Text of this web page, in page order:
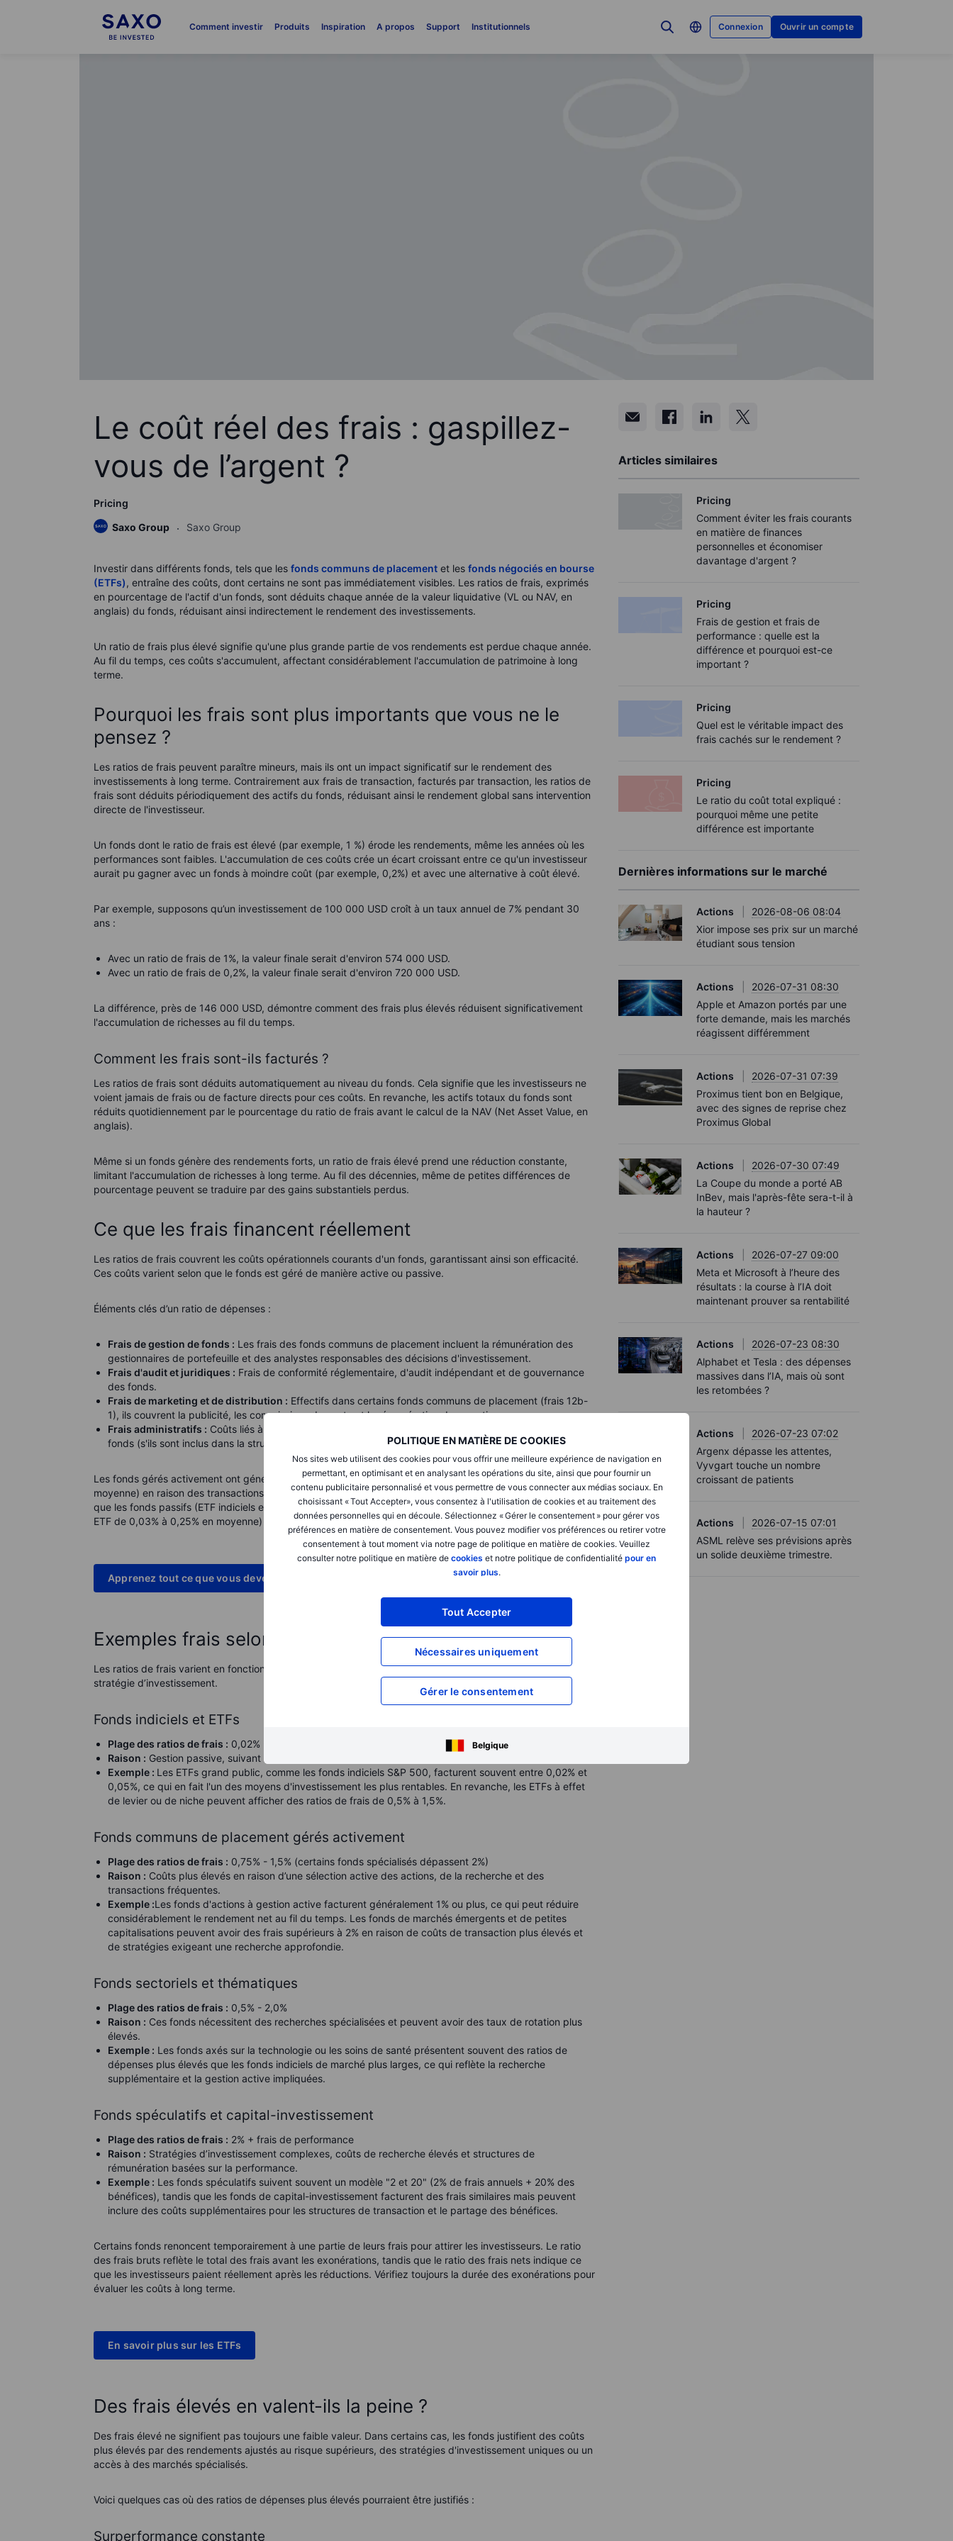
Comment investir Produits Inspiration A propos Support Institutionnels Connexion Ouvrir un compte
POLITIQUE EN MATIÈRE DE COOKIES
Nos sites web utilisent des cookies pour vous offrir une meilleure expérience de navigation en
permettant, en optimisant et en analysant les opérations du site, ainsi que pour fournir un
contenu publicitaire personnalisé et vous permettre de vous connecter aux médias sociaux. En
choisissant « Tout Accepter», vous consentez à l'utilisation de cookies et au traitement des
données personnelles qui en découle. Sélectionnez « Gérer le consentement » pour gérer vos
préférences en matière de consentement. Vous pouvez modifier vos préférences ou retirer votre
consentement à tout moment via notre page de politique en matière de cookies. Veuillez
consulter notre politique en matière de cookies et notre politique de confidentialité pour en
savoir plus.
Tout Accepter
Nécessaires uniquement
Gérer le consentement
Belgique
Le coût réel des frais : gaspillez-
vous de l’argent ?
Pricing
Saxo Group
Saxo Group
Investir dans différents fonds, tels que les fonds communs de placement et les fonds négociés en bourse
(ETFs), entraîne des coûts, dont certains ne sont pas immédiatement visibles. Les ratios de frais, exprimés
en pourcentage de l'actif d'un fonds, sont déduits chaque année de la valeur liquidative (VL ou NAV, en
anglais) du fonds, réduisant ainsi indirectement le rendement des investissements.
Un ratio de frais plus élevé signifie qu'une plus grande partie de vos rendements est perdue chaque année.
Au fil du temps, ces coûts s'accumulent, affectant considérablement l'accumulation de patrimoine à long
terme.
Pourquoi les frais sont plus importants que vous ne le
pensez ?
Les ratios de frais peuvent paraître mineurs, mais ils ont un impact significatif sur le rendement des
investissements à long terme. Contrairement aux frais de transaction, facturés par transaction, les ratios de
frais sont déduits périodiquement des actifs du fonds, réduisant ainsi le rendement global sans intervention
directe de l'investisseur.
Un fonds dont le ratio de frais est élevé (par exemple, 1 %) érode les rendements, même les années où les
performances sont faibles. L'accumulation de ces coûts crée un écart croissant entre ce qu'un investisseur
aurait pu gagner avec un fonds à moindre coût (par exemple, 0,2%) et avec une alternative à coût élevé.
Par exemple, supposons qu’un investissement de 100 000 USD croît à un taux annuel de 7% pendant 30
ans :
Avec un ratio de frais de 1%, la valeur finale serait d'environ 574 000 USD.
Avec un ratio de frais de 0,2%, la valeur finale serait d'environ 720 000 USD.
La différence, près de 146 000 USD, démontre comment des frais plus élevés réduisent significativement
l'accumulation de richesses au fil du temps.
Comment les frais sont-ils facturés ?
Les ratios de frais sont déduits automatiquement au niveau du fonds. Cela signifie que les investisseurs ne
voient jamais de frais ou de facture directs pour ces coûts. En revanche, les actifs totaux du fonds sont
réduits quotidiennement par le pourcentage du ratio de frais avant le calcul de la NAV (Net Asset Value, en
anglais).
Même si un fonds génère des rendements forts, un ratio de frais élevé prend une réduction constante,
limitant l'accumulation de richesses à long terme. Au fil des décennies, même de petites différences de
pourcentage peuvent se traduire par des gains substantiels perdus.
Ce que les frais financent réellement
Les ratios de frais couvrent les coûts opérationnels courants d'un fonds, garantissant ainsi son efficacité.
Ces coûts varient selon que le fonds est géré de manière active ou passive.
Éléments clés d’un ratio de dépenses :
Frais de gestion de fonds : Les frais des fonds communs de placement incluent la rémunération des
gestionnaires de portefeuille et des analystes responsables des décisions d'investissement.
Frais d'audit et juridiques : Frais de conformité réglementaire, d'audit indépendant et de gouvernance
des fonds.
Frais de marketing et de distribution : Effectifs dans certains fonds communs de placement (frais 12b-
1), ils couvrent la publicité, les commissions de vente et la rémunération des courtiers.
Frais administratifs : Coûts liés à la tenue des dossiers, aux dépôts réglementaires et aux opérations du
fonds (s'ils sont inclus dans la structure du fonds).
Les fonds gérés activement ont généralement des ratios de dépenses plus élevés (0,75% à 1,5% en
moyenne) en raison des transactions fréquentes, de la recherche et de la surveillance du portefeuille, tandis
que les fonds passifs (ETF indiciels et fonds communs de placement) sont moins chers (ratios de dépenses
ETF de 0,03% à 0,25% en moyenne) car ils suivent un indice de marché avec une intervention minimale.
Apprenez tout ce que vous devez savoir sur les fonds communs de placement
Exemples frais selon différents types de fonds
Les ratios de frais varient en fonction du type de fonds, de son style de gestion et de la complexité de sa
stratégie d’investissement.
Fonds indiciels et ETFs
Plage des ratios de frais : 0,02% - 0,25% (certains ETFs spécialisés dépassent 1%)
Raison : Gestion passive, suivant un indice de marché avec une activité de trading minimale.
Exemple : Les ETFs grand public, comme les fonds indiciels S&P 500, facturent souvent entre 0,02% et
0,05%, ce qui en fait l'un des moyens d'investissement les plus rentables. En revanche, les ETFs à effet
de levier ou de niche peuvent afficher des ratios de frais de 0,5% à 1,5%.
Fonds communs de placement gérés activement
Plage des ratios de frais : 0,75% - 1,5% (certains fonds spécialisés dépassent 2%)
Raison : Coûts plus élevés en raison d’une sélection active des actions, de la recherche et des
transactions fréquentes.
Exemple :Les fonds d'actions à gestion active facturent généralement 1% ou plus, ce qui peut réduire
considérablement le rendement net au fil du temps. Les fonds de marchés émergents et de petites
capitalisations peuvent avoir des frais supérieurs à 2% en raison de coûts de transaction plus élevés et
de stratégies exigeant une recherche approfondie.
Fonds sectoriels et thématiques
Plage des ratios de frais : 0,5% - 2,0%
Raison : Ces fonds nécessitent des recherches spécialisées et peuvent avoir des taux de rotation plus
élevés.
Exemple : Les fonds axés sur la technologie ou les soins de santé présentent souvent des ratios de
dépenses plus élevés que les fonds indiciels de marché plus larges, ce qui reflète la recherche
supplémentaire et la gestion active impliquées.
Fonds spéculatifs et capital-investissement
Plage des ratios de frais : 2% + frais de performance
Raison : Stratégies d’investissement complexes, coûts de recherche élevés et structures de
rémunération basées sur la performance.
Exemple : Les fonds spéculatifs suivent souvent un modèle "2 et 20" (2% de frais annuels + 20% des
bénéfices), tandis que les fonds de capital-investissement facturent des frais similaires mais peuvent
inclure des coûts supplémentaires pour les structures de transaction et le partage des bénéfices.
Certains fonds renoncent temporairement à une partie de leurs frais pour attirer les investisseurs. Le ratio
des frais bruts reflète le total des frais avant les exonérations, tandis que le ratio des frais nets indique ce
que les investisseurs paient réellement après les réductions. Vérifiez toujours la durée des exonérations pour
évaluer les coûts à long terme.
En savoir plus sur les ETFs
Des frais élevés en valent-ils la peine ?
Des frais élevé ne signifient pas toujours une faible valeur. Dans certains cas, les fonds justifient des coûts
plus élevés par des rendements ajustés au risque supérieurs, des stratégies d'investissement uniques ou un
accès à des marchés spécialisés.
Voici quelques cas où des ratios de dépenses plus élevés pourraient être justifiés :
Surperformance constante
Articles similaires
Pricing
Comment éviter les frais courants
en matière de finances
personnelles et économiser
davantage d'argent ?
Pricing
Frais de gestion et frais de
performance : quelle est la
différence et pourquoi est-ce
important ?
Pricing
Quel est le véritable impact des
frais cachés sur le rendement ?
Pricing
Le ratio du coût total expliqué :
pourquoi même une petite
différence est importante
Dernières informations sur le marché
Actions
2026-08-06 08:04
Xior impose ses prix sur un marché
étudiant sous tension
Actions
2026-07-31 08:30
Apple et Amazon portés par une
forte demande, mais les marchés
réagissent différemment
Actions
2026-07-31 07:39
Proximus tient bon en Belgique,
avec des signes de reprise chez
Proximus Global
Actions
2026-07-30 07:49
La Coupe du monde a porté AB
InBev, mais l'après-fête sera-t-il à
la hauteur ?
Actions
2026-07-27 09:00
Meta et Microsoft à l’heure des
résultats : la course à l’IA doit
maintenant prouver sa rentabilité
Actions
2026-07-23 08:30
Alphabet et Tesla : des dépenses
massives dans l’IA, mais où sont
les retombées ?
Actions
2026-07-23 07:02
Argenx dépasse les attentes,
Vyvgart touche un nombre
croissant de patients
Actions
2026-07-15 07:01
ASML relève ses prévisions après
un solide deuxième trimestre.